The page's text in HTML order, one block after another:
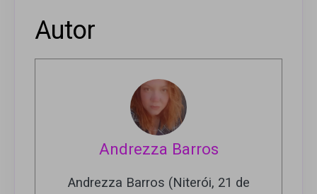
Autor
Andrezza Barros
Andrezza Barros (Niterói, 21 de